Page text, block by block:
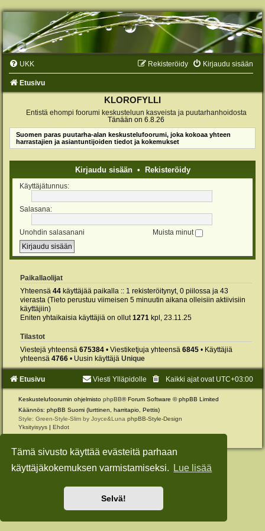
Tämä sivusto käyttää evästeitä parhaan
käyttäjäkokemuksen varmistamiseksi.
Lue lisää
Selvä!
UKK Kirjaudu sisään
Rekisteröidy
Etusivu
KLOROFYLLI
Entistä ehompi foorumi keskusteluun kasveista ja puutarhanhoidosta
Tänään on 6.8.26
Suomen paras puutarha-alan keskustelufoorumi, joka kokoaa yhteen
harrastajien ja asiantuntijoiden tiedot ja kokemukset
Kirjaudu sisään• Rekisteröidy
Käyttäjätunnus:
Salasana:
Unohdin salasanani Muista minut
Paikallaolijat
Yhteensä 44 käyttäjää paikalla :: 1 rekisteröitynyt, 0 piilossa ja 43
vierasta (Tieto perustuu viimeisen 5 minuutin aikana olleisiin aktiivisiin
käyttäjiin)
Eniten yhtaikaisia käyttäjiä on ollut1271 kpl, 23.11.25
Tilastot
Viestejä yhteensä 675384 • Viestiketjuja yhteensä 6845 • Käyttäjiä
yhteensä 4766 • Uusin käyttäjä Unique
Etusivu Kaikki ajat ovat UTC+03:00
Viesti Ylläpidolle
Keskustelufoorumin ohjelmisto phpBB® Forum Software © phpBB Limited
Käännös: phpBB Suomi (lurttinen, harritapio, Pettis)
Style: Green-Style-Slim by Joyce&Luna phpBB-Style-Design
Yksityisyys | Ehdot